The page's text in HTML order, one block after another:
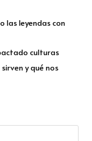
las leyendas con
culturas
y qué nos